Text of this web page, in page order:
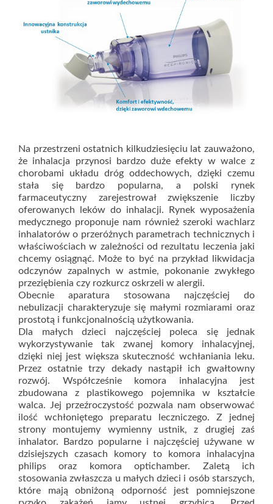
Na przestrzeni ostatnich kilkudziesięciu lat zauważono,
że inhalacja przynosi bardzo duże efekty w walce z
chorobami układu dróg oddechowych, dzięki czemu
stała się bardzo popularna, a polski rynek
farmaceutyczny zarejestrował zwiększenie liczby
oferowanych leków do inhalacji. Rynek wyposażenia
medycznego proponuje nam również szeroki wachlarz
inhalatorów o przeróżnych parametrach technicznych i
właściwościach w zależności od rezultatu leczenia jaki
chcemy osiągnąć. Może to być na przykład likwidacja
odczynów zapalnych w astmie, pokonanie zwykłego
przeziębienia czy rozkurcz oskrzeli w alergii.
Obecnie aparatura stosowana najczęściej do
nebulizacji charakteryzuje się małymi rozmiarami oraz
prostotą i funkcjonalnością użytkowania.
Dla małych dzieci najczęściej poleca się jednak
wykorzystywanie tak zwanej komory inhalacyjnej,
dzięki niej jest większa skuteczność wchłaniania leku.
Przez ostatnie trzy dekady nastąpił ich gwałtowny
rozwój. Współcześnie komora inhalacyjna jest
zbudowana z plastikowego pojemnika w kształcie
walca. Jej przeźroczystość pozwala nam obserwować
ilość wchłoniętego preparatu leczniczego. Z jednej
strony montujemy wymienny ustnik, z drugiej zaś
inhalator. Bardzo popularne i najczęściej używane w
dzisiejszych czasach komory to komora inhalacyjna
philips oraz komora optichamber. Zaletą ich
stosowania zwłaszcza u małych dzieci i osób starszych,
które mają obniżoną odporność jest pomniejszone